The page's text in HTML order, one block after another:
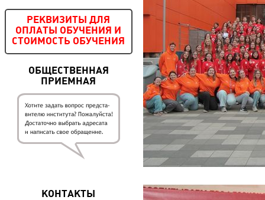
РЕКВИЗИТЫ ДЛЯ
ОПЛАТЫ ОБУЧЕНИЯ И
СТОИМОСТЬ ОБУЧЕНИЯ
ОБЩЕСТВЕННАЯ
ПРИЕМНАЯ
КОНТАКТЫ